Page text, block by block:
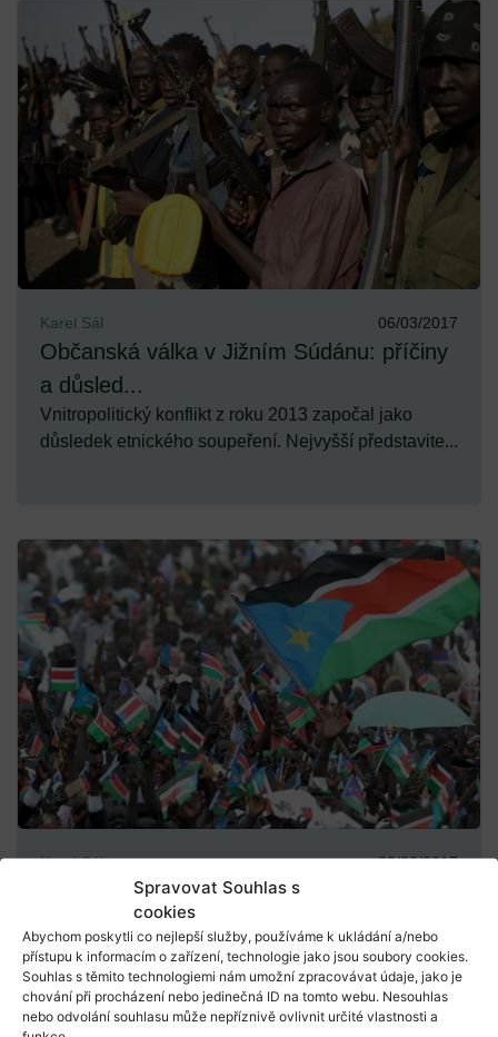
Spravovat Souhlas s
cookies
Abychom poskytli co nejlepší služby, používáme k ukládání a/nebo
přístupu k informacím o zařízení, technologie jako jsou soubory cookies.
Souhlas s těmito technologiemi nám umožní zpracovávat údaje, jako je
chování při procházení nebo jedinečná ID na tomto webu. Nesouhlas
nebo odvolání souhlasu může nepříznivě ovlivnit určité vlastnosti a
Karel Sál 06/03/2017
Občanská válka v Jižním Súdánu: příčiny
a důsled...
Vnitropolitický konflikt z roku 2013 započal jako
důsledek etnického soupeření. Nejvyšší představite...
Karel Sál 23/02/2017
Občanská válka v Jižním Súdánu: příčiny
a důsled...
Snahy o sebeurčení Jižního Súdánu sahají až do
roku 1955, kdy vypukla vzpoura jižanských
armádních d...